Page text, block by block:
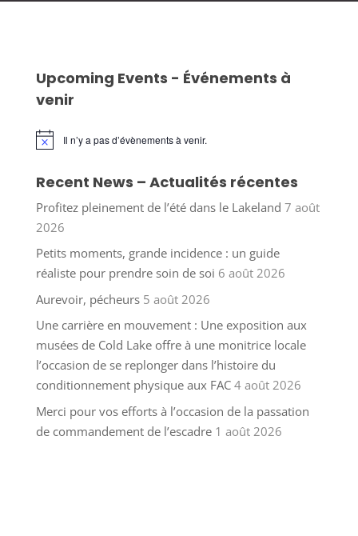
Upcoming Events - Événements à
venir
Notice Il n’y a pas d’évènements à venir.
Recent News – Actualités récentes
Profitez pleinement de l’été dans le Lakeland 7 août
2026
Petits moments, grande incidence : un guide
réaliste pour prendre soin de soi 6 août 2026
Aurevoir, pécheurs 5 août 2026
Une carrière en mouvement : Une exposition aux
musées de Cold Lake offre à une monitrice locale
l’occasion de se replonger dans l’histoire du
conditionnement physique aux FAC 4 août 2026
Merci pour vos efforts à l’occasion de la passation
de commandement de l’escadre 1 août 2026